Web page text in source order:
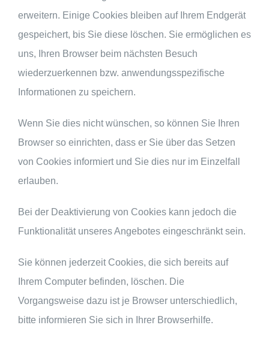
erweitern. Einige Cookies bleiben auf Ihrem Endgerät
gespeichert, bis Sie diese löschen. Sie ermöglichen es
uns, Ihren Browser beim nächsten Besuch
wiederzuerkennen bzw. anwendungsspezifische
Informationen zu speichern.
Wenn Sie dies nicht wünschen, so können Sie Ihren
Browser so einrichten, dass er Sie über das Setzen
von Cookies informiert und Sie dies nur im Einzelfall
erlauben.
Bei der Deaktivierung von Cookies kann jedoch die
Funktionalität unseres Angebotes eingeschränkt sein.
Sie können jederzeit Cookies, die sich bereits auf
Ihrem Computer befinden, löschen. Die
Vorgangsweise dazu ist je Browser unterschiedlich,
bitte informieren Sie sich in Ihrer Browserhilfe.